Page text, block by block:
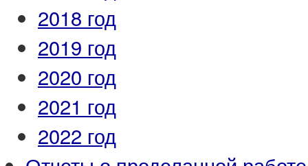
2018 год
2019 год
2020 год
2021 год
2022 год